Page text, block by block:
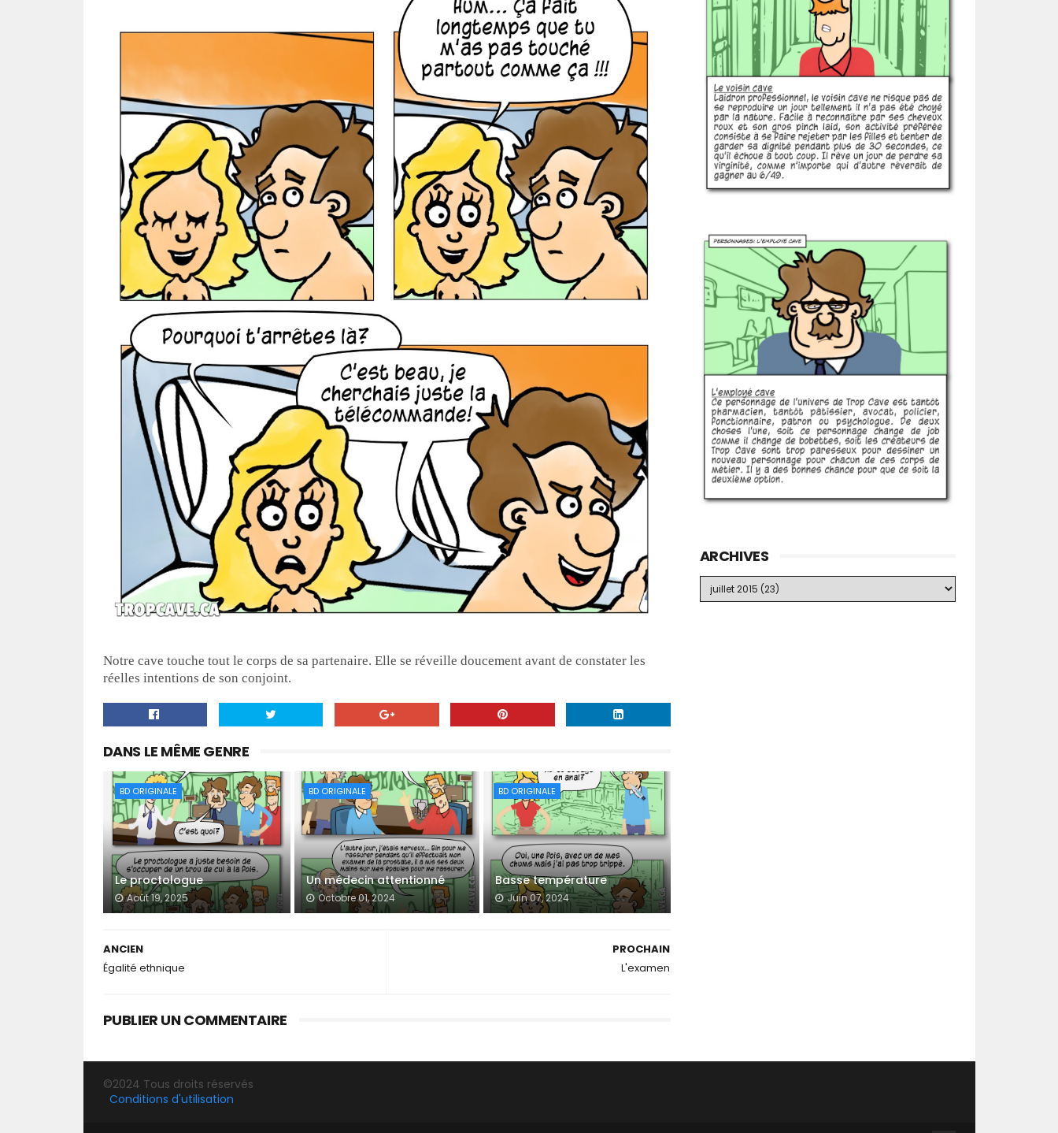
Notre cave touche tout le corps de sa partenaire. Elle se réveille doucement avant de constater les
réelles intentions de son conjoint.
DANS LE MÊME GENRE
BD ORIGINALE
Le proctologue
Août 19, 2025
BD ORIGINALE
Un médecin attentionné
Octobre 01, 2024
BD ORIGINALE
Basse température
Juin 07, 2024
PROCHAIN
L'examen
ANCIEN
Égalité ethnique
PUBLIER UN COMMENTAIRE
ARCHIVES
©2024 Tous droits réservés
Conditions d'utilisation